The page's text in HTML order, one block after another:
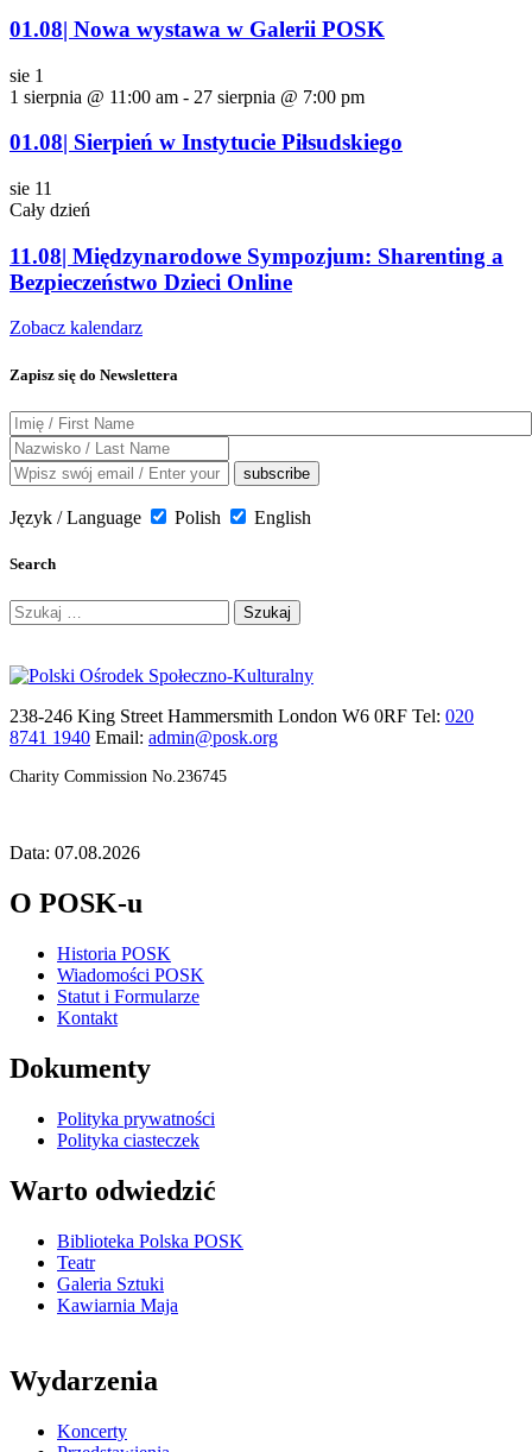
01.08| Nowa wystawa w Galerii POSK
sie 1
1 sierpnia @ 11:00 am - 27 sierpnia @ 7:00 pm
01.08| Sierpień w Instytucie Piłsudskiego
sie 11
Cały dzień
11.08| Międzynarodowe Sympozjum: Sharenting a
Bezpieczeństwo Dzieci Online
Zobacz kalendarz
Zapisz się do Newslettera
Język / Language Polish English
Search
Szukaj:
238-246 King Street Hammersmith London W6 0RF Tel: 020
8741 1940 Email: admin@posk.org
Charity Commission No.236745
Data: 07.08.2026
O POSK-u
Historia POSK
Wiadomości POSK
Statut i Formularze
Kontakt
Dokumenty
Polityka prywatności
Polityka ciasteczek
Warto odwiedzić
Biblioteka Polska POSK
Teatr
Galeria Sztuki
Kawiarnia Maja
Wydarzenia
Koncerty